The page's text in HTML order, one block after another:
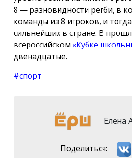
8 — разновидности регби, в
команды из 8 игроков, и
сильнейших в стране. В
всероссийском «Кубке
двенадцатые.
#спорт
Елена
Поделиться: